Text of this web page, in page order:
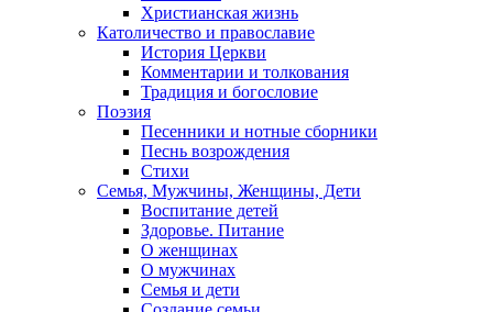
Христианская жизнь
Католичество и православие
История Церкви
Комментарии и толкования
Традиция и богословие
Поэзия
Песенники и нотные сборники
Песнь возрождения
Стихи
Семья, Мужчины, Женщины, Дети
Воспитание детей
Здоровье. Питание
О женщинах
О мужчинах
Семья и дети